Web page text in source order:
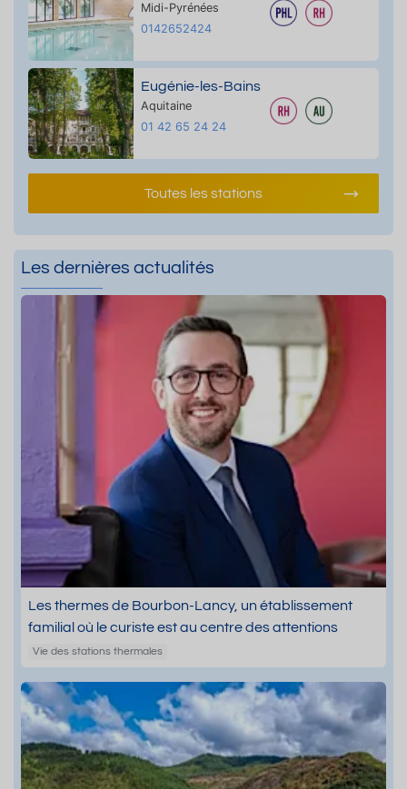
Midi-Pyrénées
0142652424
Eugénie-les-Bains
Aquitaine
01 42 65 24 24
Toutes les stations
Les dernières actualités
Les thermes de Bourbon-Lancy, un établissement
familial où le curiste est au centre des attentions
Vie des stations thermales